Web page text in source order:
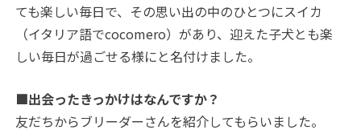
ても楽しい毎日で、その思い出の中のひとつにスイカ
（イタリア語でcocomero）があり、迎えた子犬とも楽
しい毎日が過ごせる様にと名付けました。
■出会ったきっかけはなんですか？
友だちからブリーダーさんを紹介してもらいました。